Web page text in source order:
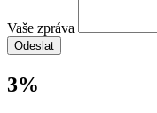
Vaše zpráva
Odeslat
3%